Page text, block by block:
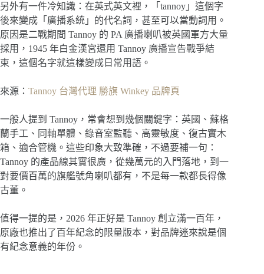
另外有一件冷知識：在英式英文裡，「tannoy」這個字
後來變成「廣播系統」的代名詞，甚至可以當動詞用。
原因是二戰期間 Tannoy 的 PA 廣播喇叭被英國軍方大量
採用，1945 年白金漢宮還用 Tannoy 廣播宣告戰爭結
束，這個名字就這樣變成日常用語。
來源： Tannoy 台灣代理 勝旗 Winkey 品牌頁
一般人提到 Tannoy，常會想到幾個關鍵字：英國、蘇格
蘭手工、同軸單體、錄音室監聽、高靈敏度、復古實木
箱、適合管機。這些印象大致準確，不過要補一句：
Tannoy 的產品線其實很廣，從幾萬元的入門落地，到一
對要價百萬的旗艦號角喇叭都有，不是每一款都長得像
古董。
值得一提的是，2026 年正好是 Tannoy 創立滿一百年，
原廠也推出了百年紀念的限量版本，對品牌迷來說是個
有紀念意義的年份。